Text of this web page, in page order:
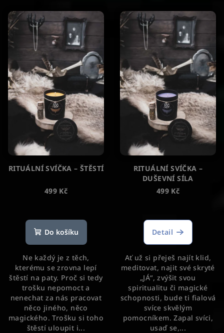
RITUÁLNÍ SVÍČKA – ŠTĚSTÍ
499 Kč
hodnocení
produktu
z
5
hvězdiček.
Do košíku
Ne každý je z těch,
kterému se zrovna lepí
štěstí na paty. Proč si tedy
trošku nepomoct a
nenechat za nás pracovat
něco jiného, něco
magického. Trošku si toho
štěstí uloupit i...
RITUÁLNÍ SVÍČKA –
DUŠEVNÍ SÍLA
499 Kč
hodnocení
produktu
z
5
hvězdiček.
Detail
Ať už si přeješ najít klid,
meditovat, najit své skryté
„JÁ“, zvýšit svou
spiritualitu či magické
schopnosti, bude ti fialová
svíce skvělým
pomocníkem. Zapal svíci,
usaď se,...